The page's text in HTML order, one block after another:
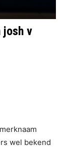
josh v
wel bekend